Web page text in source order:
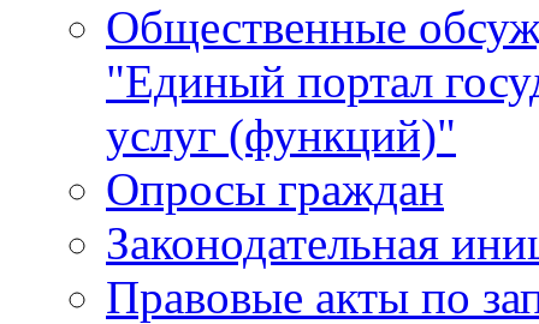
Общественные
"Единый портал
услуг (функций)"
Опросы граждан
Законодательная
Правовые акты по